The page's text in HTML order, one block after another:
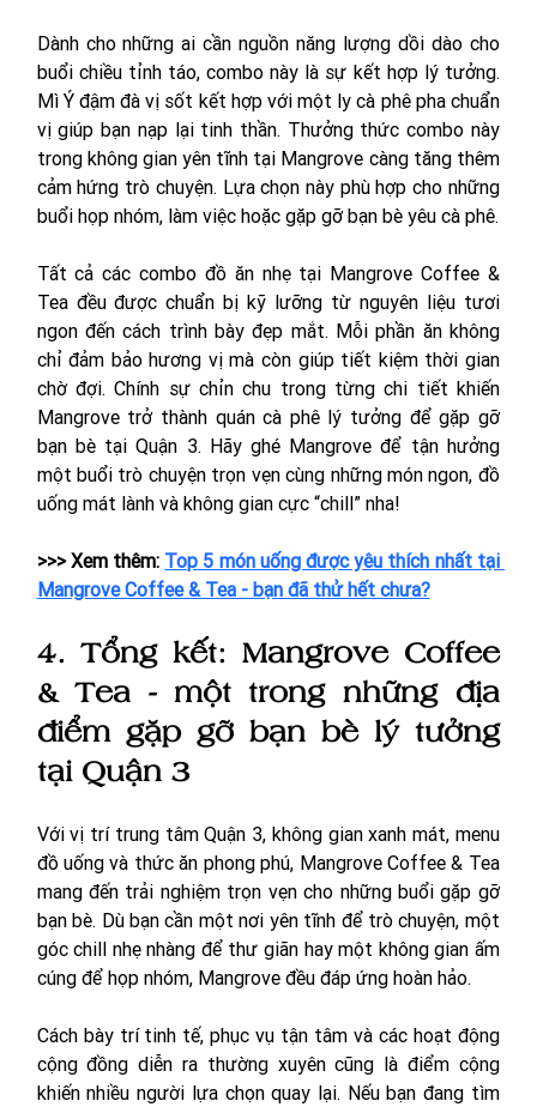
Dành cho những ai cần nguồn năng lượng dồi dào cho
buổi chiều tỉnh táo, combo này là sự kết hợp lý tưởng.
Mì Ý đậm đà vị sốt kết hợp với một ly cà phê pha chuẩn
vị giúp bạn nạp lại tinh thần. Thưởng thức combo này
trong không gian yên tĩnh tại Mangrove càng tăng thêm
cảm hứng trò chuyện. Lựa chọn này phù hợp cho những
buổi họp nhóm, làm việc hoặc gặp gỡ bạn bè yêu cà phê.
Tất cả các combo đồ ăn nhẹ tại Mangrove Coffee &
Tea đều được chuẩn bị kỹ lưỡng từ nguyên liệu tươi
ngon đến cách trình bày đẹp mắt. Mỗi phần ăn không
chỉ đảm bảo hương vị mà còn giúp tiết kiệm thời gian
chờ đợi. Chính sự chỉn chu trong từng chi tiết khiến
Mangrove trở thành quán cà phê lý tưởng để gặp gỡ
bạn bè tại Quận 3. Hãy ghé Mangrove để tận hưởng
một buổi trò chuyện trọn vẹn cùng những món ngon, đồ
uống mát lành và không gian cực “chill” nha!
>>> Xem thêm: Top 5 món uống được yêu thích nhất tại
Mangrove Coffee & Tea - bạn đã thử hết chưa?
4. Tổng kết: Mangrove Coffee
& Tea - một trong những địa
điểm gặp gỡ bạn bè lý tưởng
tại Quận 3
Với vị trí trung tâm Quận 3, không gian xanh mát, menu
đồ uống và thức ăn phong phú, Mangrove Coffee & Tea
mang đến trải nghiệm trọn vẹn cho những buổi gặp gỡ
bạn bè. Dù bạn cần một nơi yên tĩnh để trò chuyện, một
góc chill nhẹ nhàng để thư giãn hay một không gian ấm
cúng để họp nhóm, Mangrove đều đáp ứng hoàn hảo.
Cách bày trí tinh tế, phục vụ tận tâm và các hoạt động
cộng đồng diễn ra thường xuyên cũng là điểm cộng
khiến nhiều người lựa chọn quay lại. Nếu bạn đang tìm